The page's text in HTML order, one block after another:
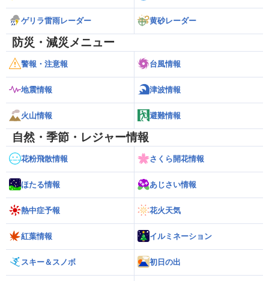
ゲリラ雷雨レーダー 黄砂レーダー
防災・減災メニュー
警報・注意報 台風情報
地震情報 津波情報
火山情報 避難情報
自然・季節・レジャー情報
花粉飛散情報 さくら開花情報
ほたる情報 あじさい情報
熱中症予報 花火天気
紅葉情報 イルミネーション
スキー＆スノボ 初日の出